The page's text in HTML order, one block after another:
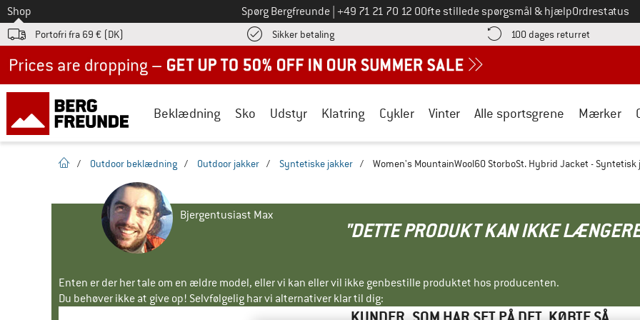
Til
Shop Spørg Bergfreunde Ring til os på
+49 71 21 70 12 0Ofte stillede spørgsmål & hjælpOrdrestatus
Portofri fra 69 € (DK) Sikker betalingFind betalingsoplysningerne her! Åbnes i en infoboks
100 dages returret Gå til
Beklædning Sko Udstyr Klatring Cykler Vinter Alle sportsgrene Mærker
Hjemmeside
/ Outdoor beklædning / Outdoor jakker / Syntetiske jakker / Women's MountainWool60 StorboSt. Hybrid Jacket - Syntetisk
Bjergentusiast Max
"DETTE PRODUKT KAN IKKE
Enten er der her tale om en ældre model, eller vi kan eller vil ikke genbestille produktet hos producenten.
Du behøver ikke at give op! Selvfølgelig har vi alternativer klar til dig: